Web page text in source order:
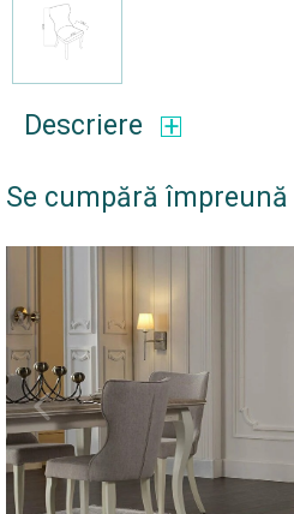
Descriere
Se cumpără împreună